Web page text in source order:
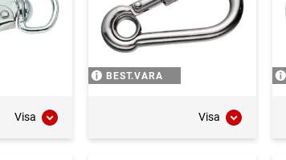
Visa
BEST.VARA
Visa